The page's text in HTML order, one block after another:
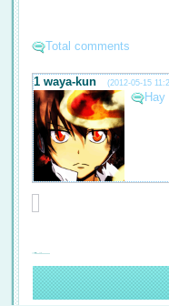
Total comments
1 waya-kun (2012-05-15